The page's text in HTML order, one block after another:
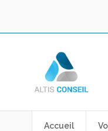
Accueil